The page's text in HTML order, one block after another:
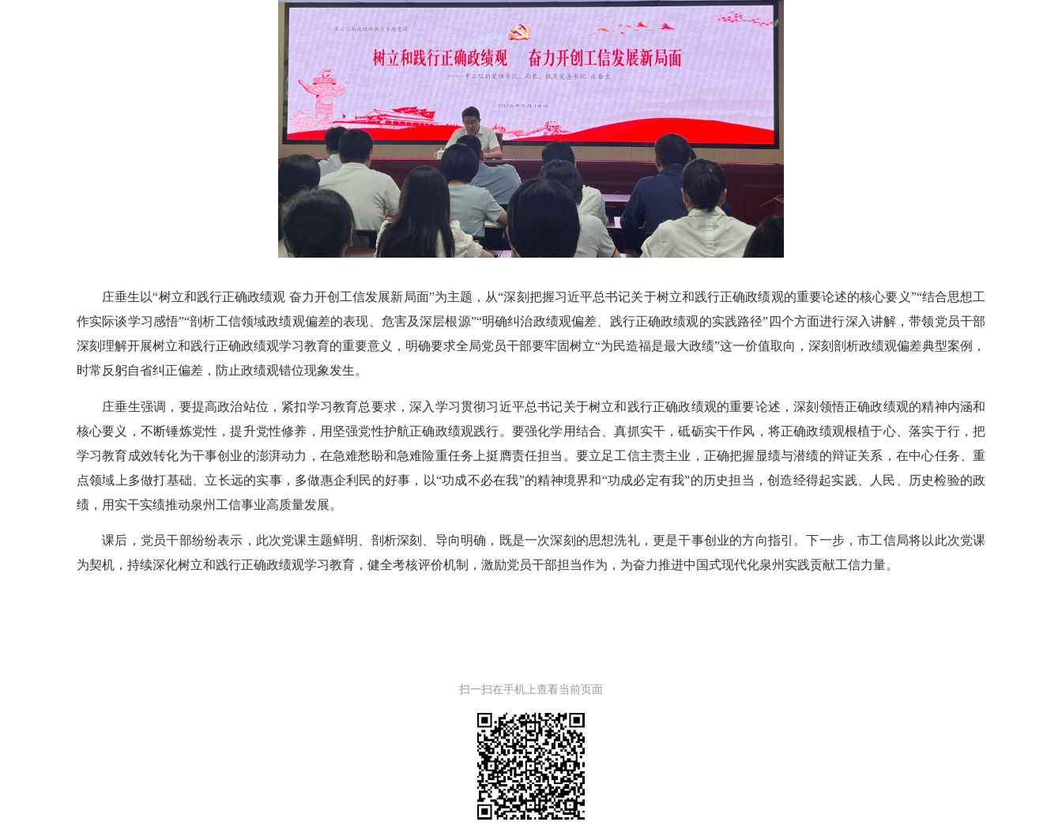
庄垂生以“树立和践行正确政绩观 奋力开创工信发展新局面”为主题，从“深刻把握习近平总书记关于树立和践行正确政绩观的重要论述的核心要义”“结合思想工
作实际谈学习感悟”“剖析工信领域政绩观偏差的表现、危害及深层根源”“明确纠治政绩观偏差、践行正确政绩观的实践路径”四个方面进行深入讲解，带领党员干部
深刻理解开展树立和践行正确政绩观学习教育的重要意义，明确要求全局党员干部要牢固树立“为民造福是最大政绩”这一价值取向，深刻剖析政绩观偏差典型案例，
时常反躬自省纠正偏差，防止政绩观错位现象发生。
庄垂生强调，要提高政治站位，紧扣学习教育总要求，深入学习贯彻习近平总书记关于树立和践行正确政绩观的重要论述，深刻领悟正确政绩观的精神内涵和
核心要义，不断锤炼党性，提升党性修养，用坚强党性护航正确政绩观践行。要强化学用结合、真抓实干，砥砺实干作风，将正确政绩观根植于心、落实于行，把
学习教育成效转化为干事创业的澎湃动力，在急难愁盼和急难险重任务上挺膺责任担当。要立足工信主责主业，正确把握显绩与潜绩的辩证关系，在中心任务、重
点领域上多做打基础、立长远的实事，多做惠企利民的好事，以“功成不必在我”的精神境界和“功成必定有我”的历史担当，创造经得起实践、人民、历史检验的政
绩，用实干实绩推动泉州工信事业高质量发展。
课后，党员干部纷纷表示，此次党课主题鲜明、剖析深刻、导向明确，既是一次深刻的思想洗礼，更是干事创业的方向指引。下一步，市工信局将以此次党课
为契机，持续深化树立和践行正确政绩观学习教育，健全考核评价机制，激励党员干部担当作为，为奋力推进中国式现代化泉州实践贡献工信力量。
扫一扫在手机上查看当前页面